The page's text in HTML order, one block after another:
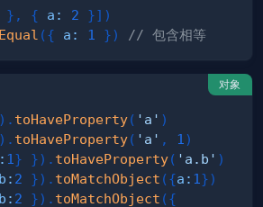
} , { a : 2 }] )
({ a : 1 }) // 包含相等
对象
) . toHaveProperty( 'a' )
) . toHaveProperty( 'a' , 1 )
: 1 } }) . toHaveProperty( 'a.b' )
b : 2 }) . toMatchObject ({a : 1 })
b : 2 }) . toMatchObject ({